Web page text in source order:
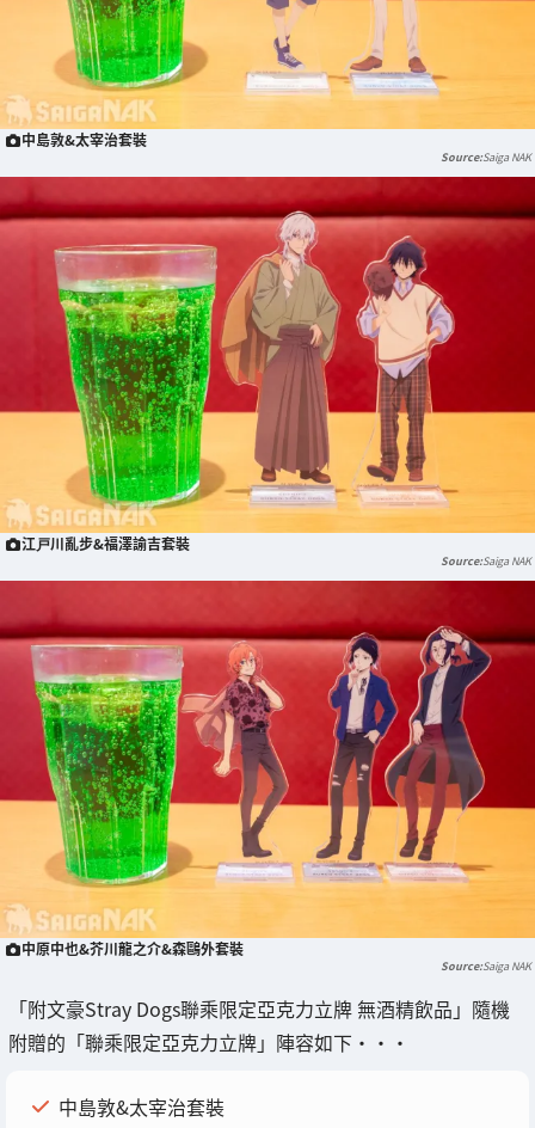
中島敦&太宰治套裝
Saiga NAK
江戸川亂步&福澤諭吉套裝
Saiga NAK
中原中也&芥川龍之介&森鷗外套裝
Saiga NAK
「附文豪Stray Dogs聯乘限定亞克力立牌 無酒精飲品」隨機
附贈的「聯乘限定亞克力立牌」陣容如下・・・
中島敦&太宰治套裝